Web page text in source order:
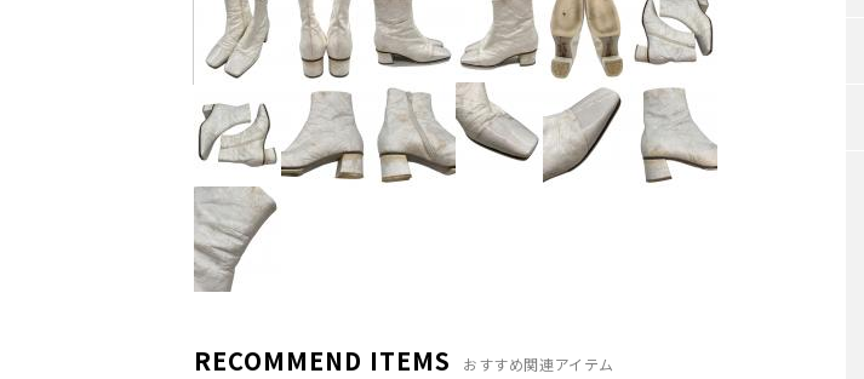
RECOMMEND ITEMS おすすめ関連アイテム